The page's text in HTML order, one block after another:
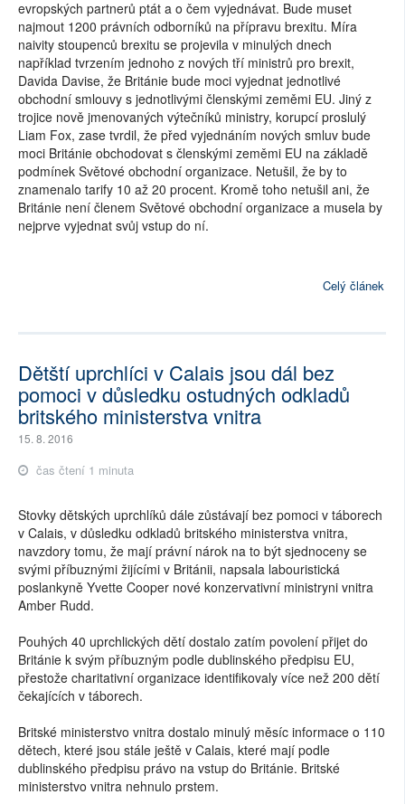
evropských partnerů ptát a o čem vyjednávat. Bude muset
najmout 1200 právních odborníků na přípravu brexitu. Míra
naivity stoupenců brexitu se projevila v minulých dnech
například tvrzením jednoho z nových tří ministrů pro brexit,
Davida Davise, že Británie bude moci vyjednat jednotlivé
obchodní smlouvy s jednotlivými členskými zeměmi EU. Jiný z
trojice nově jmenovaných výtečníků ministry, korupcí proslulý
Liam Fox, zase tvrdil, že před vyjednáním nových smluv bude
moci Británie obchodovat s členskými zeměmi EU na základě
podmínek Světové obchodní organizace. Netušil, že by to
znamenalo tarify 10 až 20 procent. Kromě toho netušil ani, že
Británie není členem Světové obchodní organizace a musela by
nejprve vyjednat svůj vstup do ní.
Celý článek
Dětští uprchlíci v Calais jsou dál bez
pomoci v důsledku ostudných odkladů
britského ministerstva vnitra
15. 8. 2016
čas čtení 1 minuta
Stovky dětských uprchlíků dále zůstávají bez pomoci v táborech
v Calais, v důsledku odkladů britského ministerstva vnitra,
navzdory tomu, že mají právní nárok na to být sjednoceny se
svými příbuznými žijícími v Británii, napsala labouristická
poslankyně Yvette Cooper nové konzervativní ministryni vnitra
Amber Rudd.
Pouhých 40 uprchlických dětí dostalo zatím povolení přijet do
Británie k svým příbuzným podle dublinského předpisu EU,
přestože charitativní organizace identifikovaly více než 200 dětí
čekajících v táborech.
Britské ministerstvo vnitra dostalo minulý měsíc informace o 110
dětech, které jsou stále ještě v Calais, které mají podle
dublinského předpisu právo na vstup do Británie. Britské
ministerstvo vnitra nehnulo prstem.